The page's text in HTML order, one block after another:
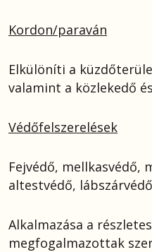
Kordon/paraván
Elkülöníti a
valamint a közlekedő
Védőfelszerelések
Fejvédő, mellkasvédő,
altestvédő,
Alkalmazása a
megfogalmazottak